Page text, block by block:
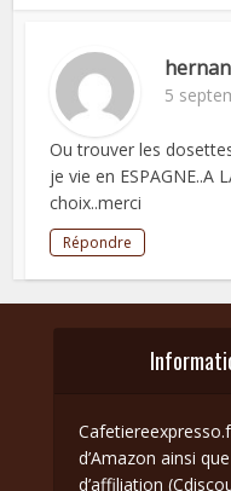
5
Ou trouver les
je vie en ESPAGNE..A
choix..merci
Répondre
d’Amazon ainsi
d’affiliation